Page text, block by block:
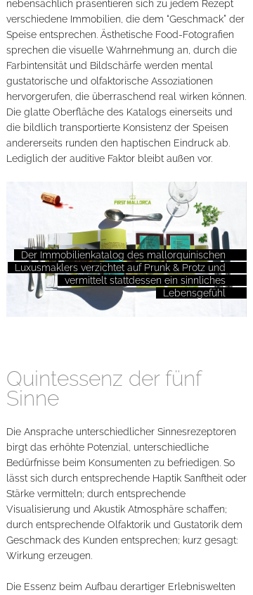
nebensächlich präsentieren sich zu jedem Rezept
verschiedene Immobilien, die dem “Geschmack” der
Speise entsprechen. Ästhetische Food-Fotografien
sprechen die visuelle Wahrnehmung an, durch die
Farbintensität und Bildschärfe werden mental
gustatorische und olfaktorische Assoziationen
hervorgerufen, die überraschend real wirken können.
Die glatte Oberfläche des Katalogs einerseits und
die bildlich transportierte Konsistenz der Speisen
andererseits runden den haptischen Eindruck ab.
Lediglich der auditive Faktor bleibt außen vor.
Der Immobilienkatalog des mallorquinischen
Luxusmaklers verzichtet auf Prunk & Protz und
vermittelt stattdessen ein sinnliches
Lebensgefühl
Quintessenz der fünf
Sinne
Die Ansprache unterschiedlicher Sinnesrezeptoren
birgt das erhöhte Potenzial, unterschiedliche
Bedürfnisse beim Konsumenten zu befriedigen. So
lässt sich durch entsprechende Haptik Sanftheit oder
Stärke vermitteln; durch entsprechende
Visualisierung und Akustik Atmosphäre schaffen;
durch entsprechende Olfaktorik und Gustatorik dem
Geschmack des Kunden entsprechen; kurz gesagt:
Wirkung erzeugen.
Die Essenz beim Aufbau derartiger Erlebniswelten